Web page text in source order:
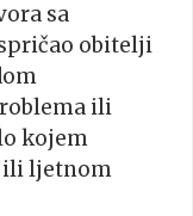
sa
obitelji
ili
kojem
ili ljetnom